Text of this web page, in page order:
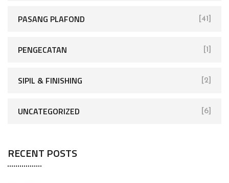
PASANG PLAFOND [41]
PENGECATAN [1]
SIPIL & FINISHING [2]
UNCATEGORIZED [6]
RECENT POSTS